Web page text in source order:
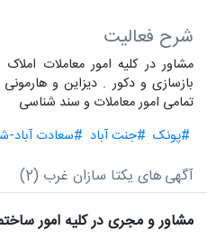
شرح فعالیت
مشاور در کلیه امور معاملات
بازسازی و دکور . دیزاین و
تمامی امور معاملات و سند شناسی
#پونک #جنت آباد #سعادت آباد-
آگهی های یکتا سازان غرب (2)
مشاور و مجری در کلیه امور